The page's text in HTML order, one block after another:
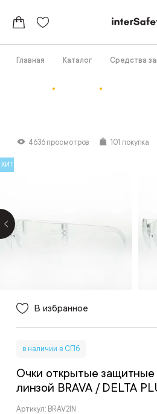
Главная Каталог Средства
4636 просмотров 101 покупка
ХИТ
В избранное
в наличии в СПб
Очки открытые защитные
линзой BRAVA / DELTA
Артикул: BRAV2IN